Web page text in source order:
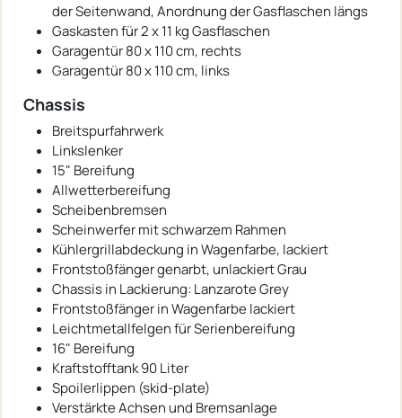
der Seitenwand, Anordnung der Gasflaschen längs
Gaskasten für 2 x 11 kg Gasflaschen
Garagentür 80 x 110 cm, rechts
Garagentür 80 x 110 cm, links
Chassis
Breitspurfahrwerk
Linkslenker
15" Bereifung
Allwetterbereifung
Scheibenbremsen
Scheinwerfer mit schwarzem Rahmen
Kühlergrillabdeckung in Wagenfarbe, lackiert
Frontstoßfänger genarbt, unlackiert Grau
Chassis in Lackierung: Lanzarote Grey
Frontstoßfänger in Wagenfarbe lackiert
Leichtmetallfelgen für Serienbereifung
16" Bereifung
Kraftstofftank 90 Liter
Spoilerlippen (skid-plate)
Verstärkte Achsen und Bremsanlage